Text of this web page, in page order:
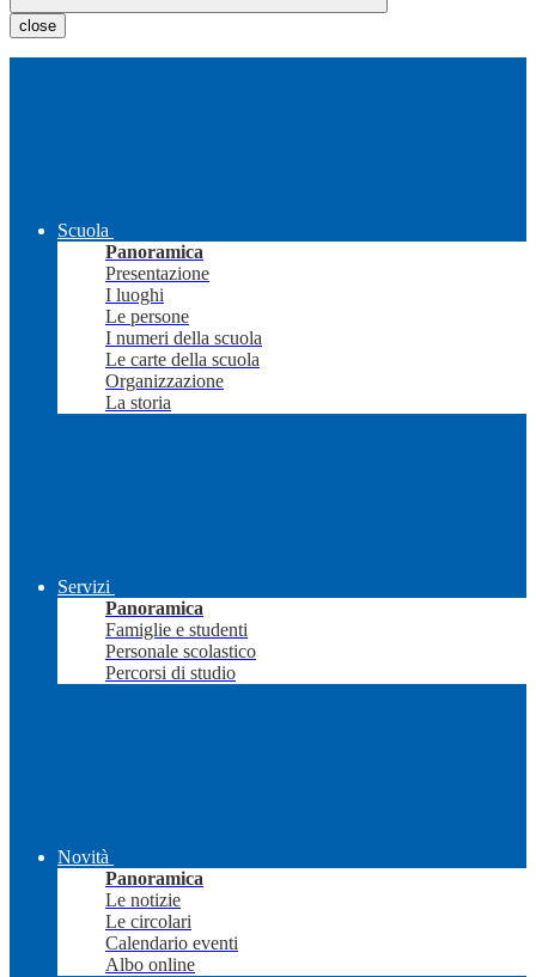
close
Scuola
Panoramica
Presentazione
I luoghi
Le persone
I numeri della scuola
Le carte della scuola
Organizzazione
La storia
Servizi
Panoramica
Famiglie e studenti
Personale scolastico
Percorsi di studio
Novità
Panoramica
Le notizie
Le circolari
Calendario eventi
Albo online